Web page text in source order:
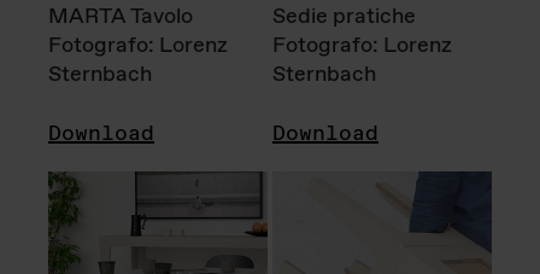
MARTA Tavolo
Fotografo: Lorenz
Sternbach
Download
Sedie pratiche
Fotografo: Lorenz
Sternbach
Download